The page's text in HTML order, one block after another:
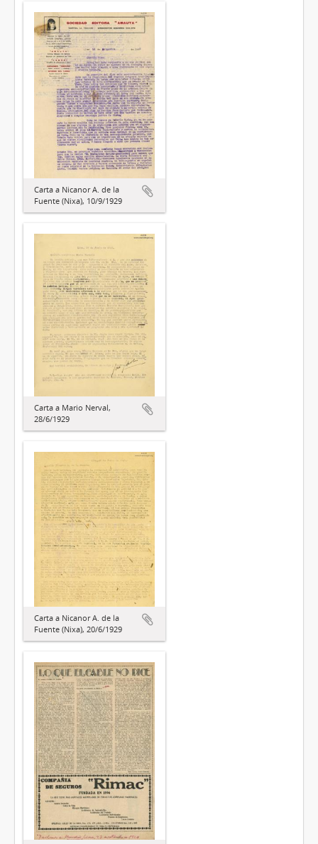
Carta a Nicanor A. de la
Fuente (Nixa), 10/9/1929
Carta a Mario Nerval,
28/6/1929
Carta a Nicanor A. de la
Fuente (Nixa), 20/6/1929